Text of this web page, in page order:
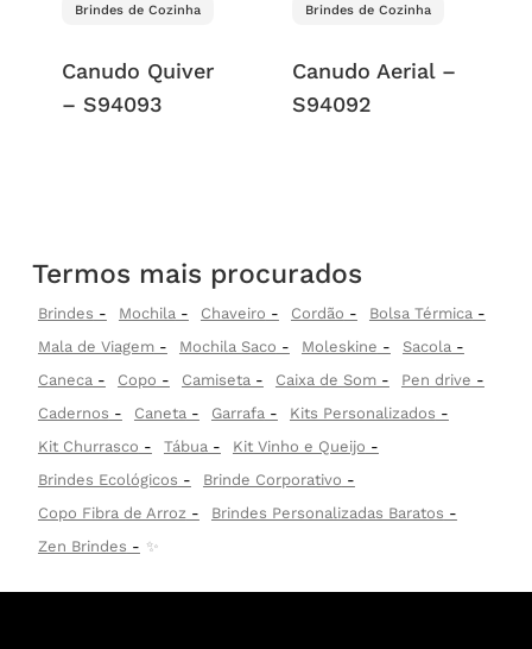
Brindes de Cozinha
Canudo Quiver
– S94093
Brindes de Cozinha
Canudo Aerial –
S94092
Termos mais procurados
Brindes Mochila Chaveiro Cordão
Bolsa Térmica
Mala de Viagem
Mochila Saco Moleskine
Sacola
Caneca
Copo Camiseta Caixa de Som
Pen drive
Cadernos
Caneta Garrafa
Kits Personalizados
Kit Churrasco
Tábua
Kit Vinho e Queijo
Brindes Ecológicos
Brinde Corporativo
Copo Fibra de Arroz
Brindes Personalizadas Baratos
Zen Brindes
✨